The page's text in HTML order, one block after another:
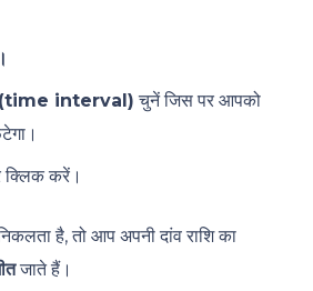
(time interval) चुनें जिस पर आपको
क्लिक करें।
है, तो आप अपनी दांव राशि का
जाते हैं।